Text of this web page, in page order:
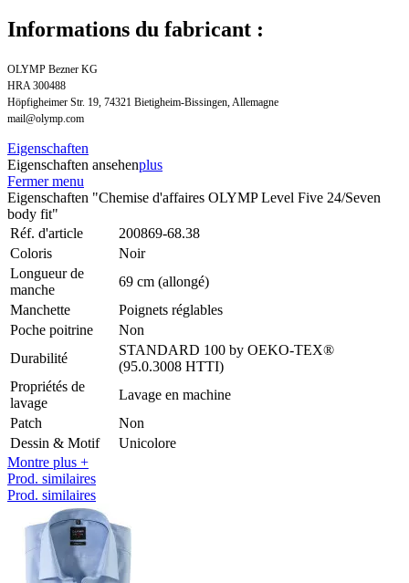
Informations du fabricant :
OLYMP Bezner KG
HRA 300488
Höpfigheimer Str. 19, 74321 Bietigheim-Bissingen, Allemagne
mail@olymp.com
Eigenschaften
Eigenschaften ansehenplus
Fermer menu
Eigenschaften "Chemise d'affaires OLYMP Level Five 24/Seven
body fit"
Réf. d'article
200869-68.38
Coloris
Noir
Longueur de
manche
69 cm (allongé)
Manchette
Poignets réglables
Poche poitrine
Non
Durabilité
STANDARD 100 by OEKO-TEX®
(95.0.3008 HTTI)
Propriétés de
lavage
Lavage en machine
Patch
Non
Dessin & Motif
Unicolore
Montre plus +
Prod. similaires
Prod. similaires